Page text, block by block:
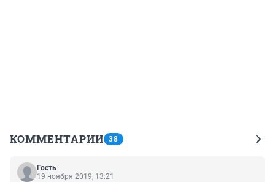
КОММЕНТАРИИ 38
Гость
19 ноября 2019, 13:21